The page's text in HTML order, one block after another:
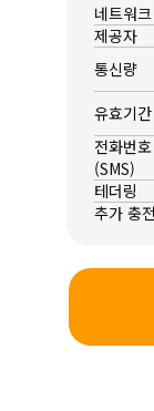
네트워크
제공자
통신량
유효기간
전화번호
(SMS)
테더링
추가 충전